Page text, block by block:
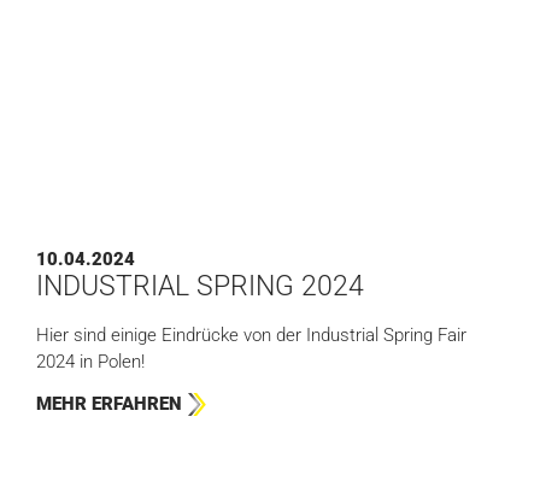
10.04.2024
INDUSTRIAL SPRING 2024
Hier sind einige Eindrücke von der Industrial Spring Fair
2024 in Polen!
MEHR ERFAHREN